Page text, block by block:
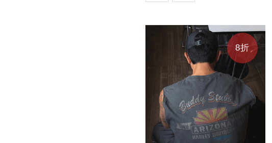
8折